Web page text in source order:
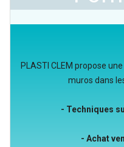
PLASTI CLEM propose
muros dans
- Techniques
- Achat